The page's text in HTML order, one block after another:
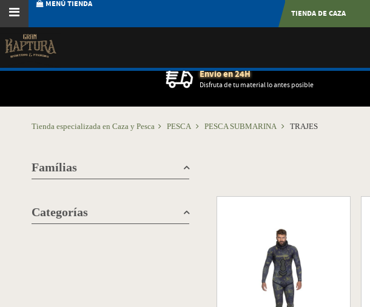
MENÚ TIENDA
TIENDA DE CAZA
Envío en 24H
Disfruta de tu material lo antes posible
Tienda especializada en Caza y Pesca PESCA PESCA SUBMARINA TRAJES
Famílias
Categorías